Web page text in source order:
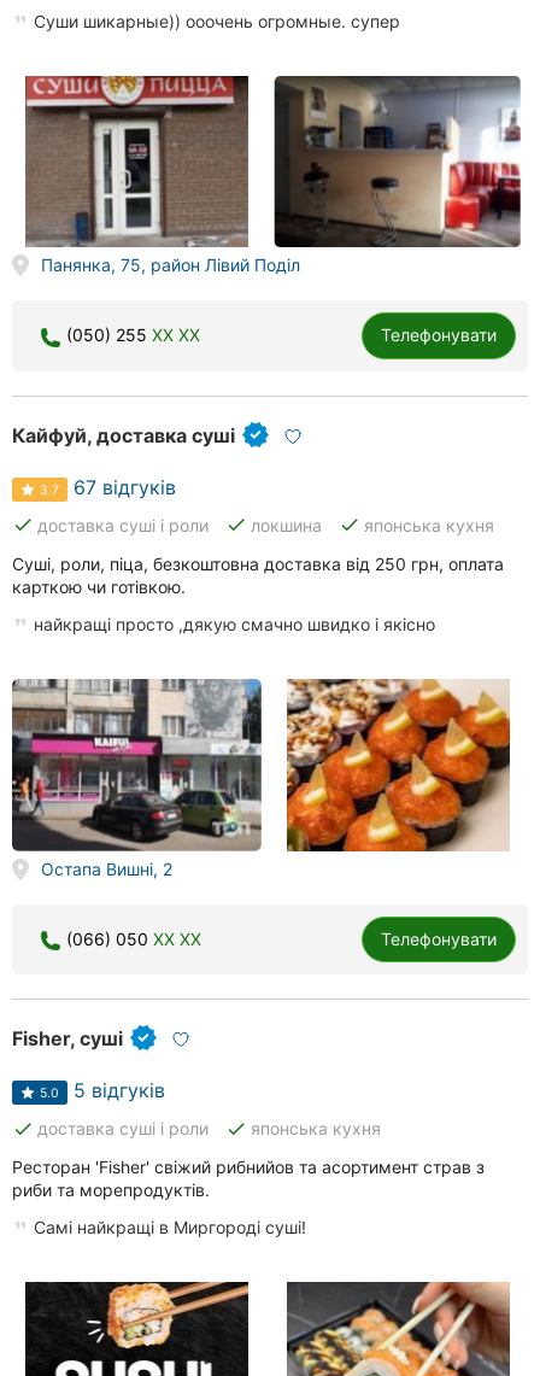
Суши шикарные)) ооочень огромные. супер
Панянка, 75, район Лівий Поділ
(050) 255 XX XX Телефонувати
Кайфуй, доставка суші
3.7 67 відгуків
done доставка суші і роли done локшина done японська кухня
Суші, роли, піца, безкоштовна доставка від 250 грн, оплата
карткою чи готівкою.
найкращі просто ,дякую смачно швидко і якісно
Остапа Вишні, 2
(066) 050 XX XX Телефонувати
Fisher, суші
5.0 5 відгуків
done доставка суші і роли done японська кухня
Ресторан 'Fisher' свіжий рибнийов та асортимент страв з
риби та морепродуктів.
Самі найкращі в Миргороді суші!